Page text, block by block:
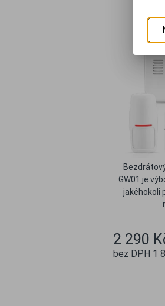
GW01 je
jakéhokoli
2 290
bez DPH 1